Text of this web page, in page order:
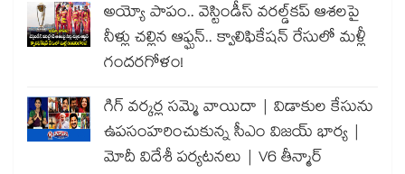
అయ్యో పాపం.. వెస్టిండీస్ వరల్డ్‌కప్ ఆశలపై
నీళ్లు చల్లిన ఆఫ్ఘన్.. క్వాలిఫికేషన్ రేసులో మళ్లీ
గందరగోళం!
గిగ్ వర్కర్ల సమ్మె వాయిదా | విడాకుల కేసును
ఉపసంహరించుకున్న సీఎం విజయ్ భార్య |
మోదీ విదేశీ పర్యటనలు | V6 తీన్మార్